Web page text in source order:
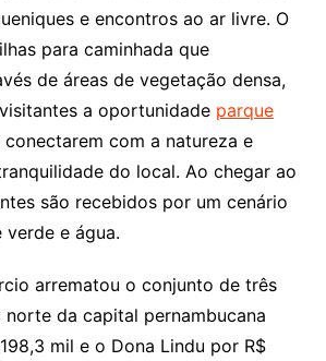
e encontros ao ar livre. O
para caminhada que
de áreas de vegetação densa,
a oportunidade parque
conectarem com a natureza e
do local. Ao chegar ao
são recebidos por um cenário
verde e água.
arrematou o conjunto de três
norte da capital pernambucana
mil e o Dona Lindu por R$